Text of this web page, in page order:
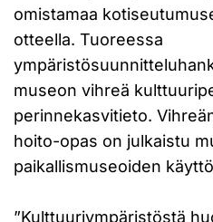
omistamaa
otteella. Tuoreessa
museon vihreä
perinnekasvitieto.
hoito-opas on julkaistu
paikallismuseoiden
”Kulttuuriympäristöstä